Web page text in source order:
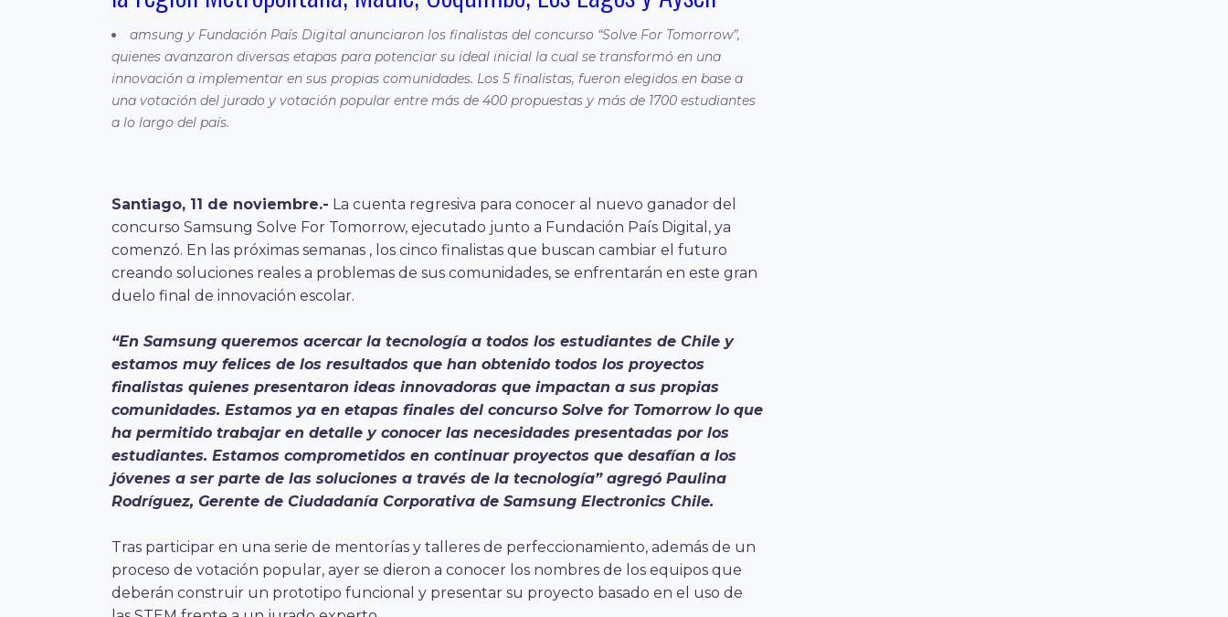
amsung y Fundación País Digital anunciaron los finalistas del concurso “Solve For Tomorrow”,
quienes avanzaron diversas etapas para potenciar su ideal inicial la cual se transformó en una
innovación a implementar en sus propias comunidades. Los 5 finalistas, fueron elegidos en base a
una votación del jurado y votación popular entre más de 400 propuestas y más de 1700 estudiantes
a lo largo del país.
Santiago, 11 de noviembre.- La cuenta regresiva para conocer al nuevo ganador del
concurso Samsung Solve For Tomorrow, ejecutado junto a Fundación País Digital, ya
comenzó. En las próximas semanas , los cinco finalistas que buscan cambiar el futuro
creando soluciones reales a problemas de sus comunidades, se enfrentarán en este gran
duelo final de innovación escolar.
“En Samsung queremos acercar la tecnología a todos los estudiantes de Chile y
estamos muy felices de los resultados que han obtenido todos los proyectos
finalistas quienes presentaron ideas innovadoras que impactan a sus propias
comunidades. Estamos ya en etapas finales del concurso Solve for Tomorrow lo que
ha permitido trabajar en detalle y conocer las necesidades presentadas por los
estudiantes. Estamos comprometidos en continuar proyectos que desafían a los
jóvenes a ser parte de las soluciones a través de la tecnología” agregó Paulina
Rodríguez, Gerente de Ciudadanía Corporativa de Samsung Electronics Chile.
Tras participar en una serie de mentorías y talleres de perfeccionamiento, además de un
proceso de votación popular, ayer se dieron a conocer los nombres de los equipos que
deberán construir un prototipo funcional y presentar su proyecto basado en el uso de